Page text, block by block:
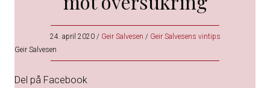
24. april 2020 / Geir Salvesen / Geir Salvesens vintips
Geir Salvesen
Del på Facebook